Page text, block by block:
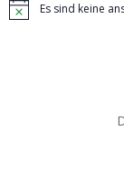
HinweisEs sind keine